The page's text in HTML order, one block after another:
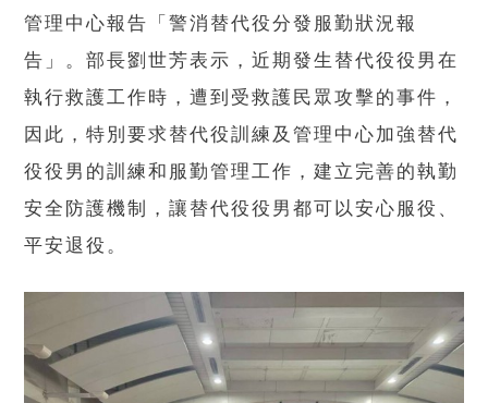
管理中心報告「警消替代役分發服勤狀況報
告」。部長劉世芳表示，近期發生替代役役男在
執行救護工作時，遭到受救護民眾攻擊的事件，
因此，特別要求替代役訓練及管理中心加強替代
役役男的訓練和服勤管理工作，建立完善的執勤
安全防護機制，讓替代役役男都可以安心服役、
平安退役。